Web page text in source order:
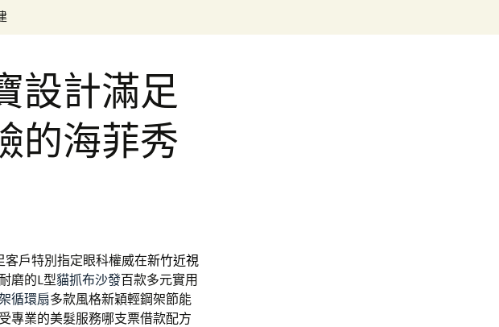
設計滿足
的海菲秀
客戶特別指定眼科權威在新竹近視
磨的L型貓抓布沙發百款多元實用
循環扇多款風格新穎輕鋼架節能
專業的美髮服務哪支票借款配方